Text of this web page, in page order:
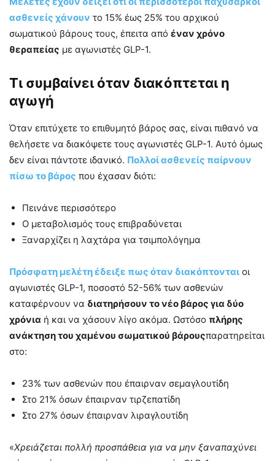
ασθενείς χάνουν το 15% έως 25% του αρχικού
σωματικού βάρους τους, έπειτα από έναν χρόνο
θεραπείας με αγωνιστές GLP-1.
Τι συμβαίνει όταν διακόπτεται η
αγωγή
Όταν επιτύχετε το επιθυμητό βάρος σας, είναι πιθανό να
θελήσετε να διακόψετε τους αγωνιστές GLP-1. Αυτό όμως
δεν είναι πάντοτε ιδανικό. Πολλοί ασθενείς παίρνουν
πίσω το βάρος που έχασαν διότι:
Πεινάνε περισσότερο
Ο μεταβολισμός τους επιβραδύνεται
Ξαναρχίζει η λαχτάρα για τσιμπολόγημα
Πρόσφατη μελέτη έδειξε πως όταν διακόπτονται οι
αγωνιστές GLP-1, ποσοστό 52-56% των ασθενών
καταφέρνουν να διατηρήσουν το νέο βάρος για δύο
χρόνια ή και να χάσουν λίγο ακόμα. Ωστόσο πλήρης
ανάκτηση του χαμένου σωματικού βάρουςπαρατηρείται
στο:
23% των ασθενών που έπαιρναν σεμαγλουτίδη
Στο 21% όσων έπαιρναν τιρζεπατίδη
Στο 27% όσων έπαιρναν λιραγλουτίδη
«Χρειάζεται πολλή προσπάθεια για να μην ξαναπαχύνει